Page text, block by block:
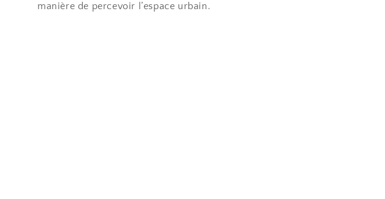
manière de percevoir l’espace urbain.